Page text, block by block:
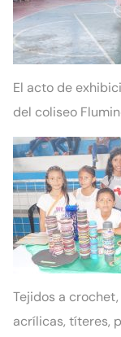
El acto de
del coliseo
Tejidos a
acrílicas, títeres,